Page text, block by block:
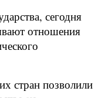
сегодня
отношения
стран позволили